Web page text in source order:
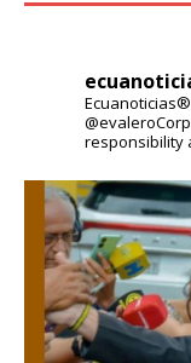
@evaleroCorp
responsibility